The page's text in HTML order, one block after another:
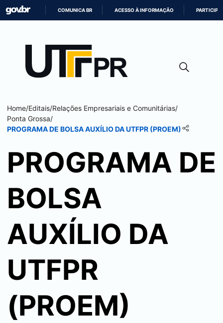
CONTEÚDO
COMUNICA BR ACESSO À INFORMAÇÃO PARTICIPE
Home/Editais/Relações Empresariais e Comunitárias/
Ponta Grossa/
PROGRAMA DE BOLSA AUXÍLIO DA UTFPR (PROEM)
PROGRAMA DE
BOLSA
AUXÍLIO DA
UTFPR
(PROEM)